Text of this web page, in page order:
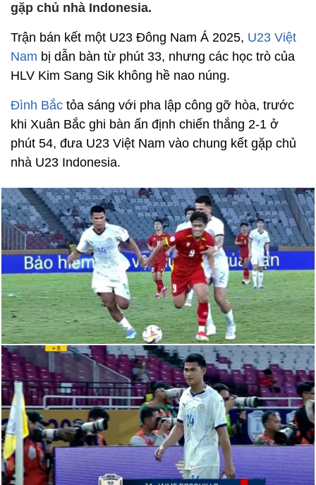
gặp chủ nhà Indonesia.
Trận bán kết một U23 Đông Nam Á 2025, U23 Việt
Nam bị dẫn bàn từ phút 33, nhưng các học trò của
HLV Kim Sang Sik không hề nao núng.
Đình Bắc tỏa sáng với pha lập công gỡ hòa, trước
khi Xuân Bắc ghi bàn ấn định chiến thắng 2-1 ở
phút 54, đưa U23 Việt Nam vào chung kết gặp chủ
nhà U23 Indonesia.